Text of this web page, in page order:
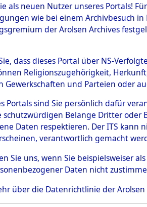
Listen
0012
als neuen Nutzer unseres Portals!
wie bei einem Archivbesuch
der Arolsen Archives
dass dieses Portal über NS-
Religionszugehörigkeit,
Gewerkschaften und Parteien oder
Portals sind Sie persönlich dafür
schutzwürdigen Belange Dritter
Daten respektieren. Der ITS
verantwortlich gemacht
Sie uns, wenn Sie beispielsweiser
Daten nicht
über die Datenrichtlinie der Arolsen